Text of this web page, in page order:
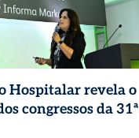
Hospitalar revela o
congressos da 31ª